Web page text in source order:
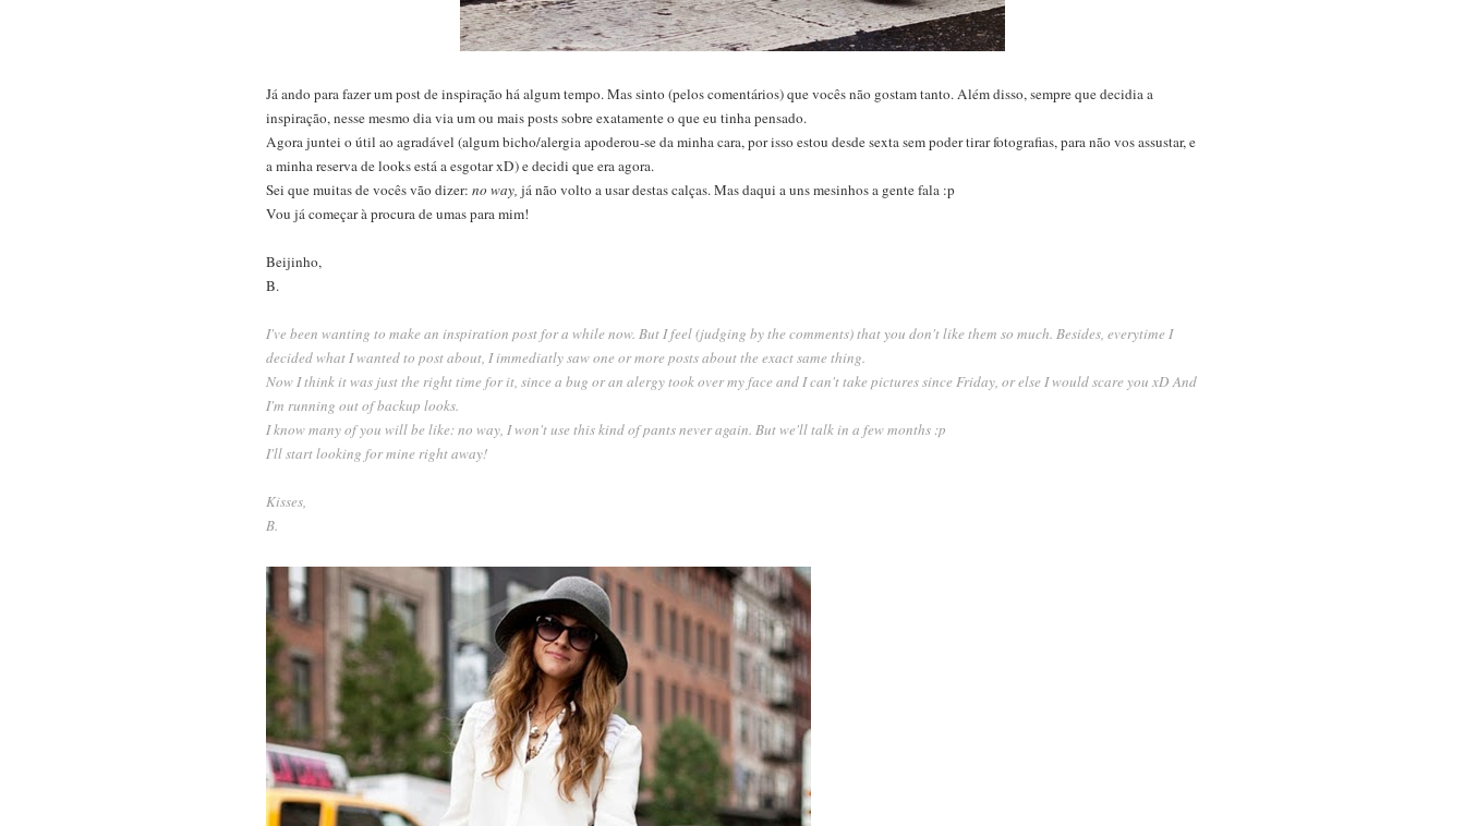
Já ando para fazer um post de inspiração há algum tempo. Mas sinto (pelos comentários) que vocês não gostam tanto. Além disso, sempre que decidia a
inspiração, nesse mesmo dia via um ou mais posts sobre exatamente o que eu tinha pensado.
Agora juntei o útil ao agradável (algum bicho/alergia apoderou-se da minha cara, por isso estou desde sexta sem poder tirar fotografias, para não vos assustar, e
a minha reserva de looks está a esgotar xD) e decidi que era agora.
Sei que muitas de vocês vão dizer: no way, já não volto a usar destas calças. Mas daqui a uns mesinhos a gente fala :p
Vou já começar à procura de umas para mim!
Beijinho,
B.
I've been wanting to make an inspiration post for a while now. But I feel (judging by the comments) that you don't like them so much. Besides, everytime I
decided what I wanted to post about, I immediatly saw one or more posts about the exact same thing.
Now I think it was just the right time for it, since a bug or an alergy took over my face and I can't take pictures since Friday, or else I would scare you xD And
I'm running out of backup looks.
I know many of you will be like: no way, I won't use this kind of pants never again. But we'll talk in a few months :p
I'll start looking for mine right away!
Kisses,
B.